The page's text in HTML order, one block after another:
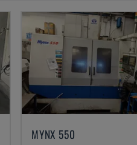
MYNX 550